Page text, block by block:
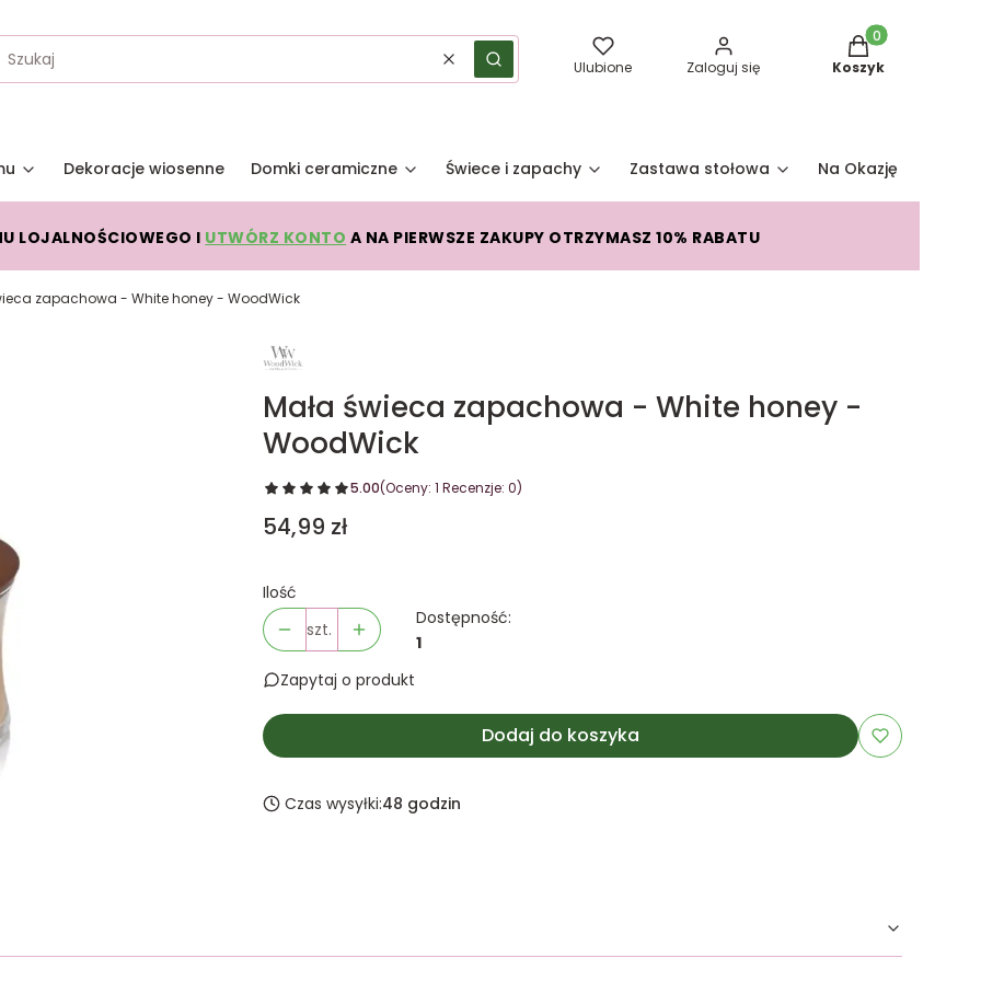
WyczyśćSzukaj Ulubione Zaloguj się
Produkty w
Koszyk
Dekoracje wiosenne Domki ceramiczne Świece i zapachy Zastawa stołowa Na Okazję
LOJALNOŚCIOWEGO I UTWÓRZ KONTO A NA PIERWSZE ZAKUPY OTRZYMASZ 10% RABATU
zapachowa - White honey - WoodWick
Mała świeca zapachowa - White honey -
WoodWick
5.00(Oceny: 1 Recenzje: 0)
Cena
54,99 zł
Ilość
szt.
Dostępność:
1
Zapytaj o produkt
Dodaj do koszyka
Czas wysyłki:48 godzin